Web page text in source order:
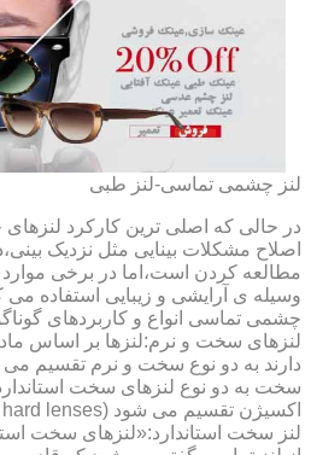
لنز چشمی تماسی-لنز طبی
در حالی که اصلی ترین کارکرد
اصلاح مشکلات بینایی مثل نزدیک
مطالعه کردن است،اما در برخی موارد
وسیله ی آرایشی و زیبایی استفاده
چشمی تماسی انواع و کاربردهای
لنزهای سخت و نرم:لنزها بر اساس
دارند به دو نوع سخت و نرم تقسیم
سخت به دو نوع لنزهای سخت
اکسیژن تقسیم می شود (hard lenses یا GP lenses).
لنز سخت استاندارد:«لنزهای سخت